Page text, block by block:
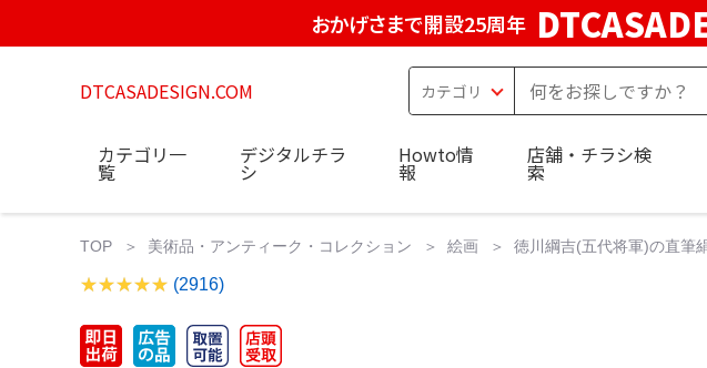
おかげさまで開設25周年
DTCASADESIGN.COM
カテゴリ一
覧
デジタルチラ
シ
Howto情
報
店舗・チラシ検
索
TOP 美術品・アンティーク・コレクション 絵画 徳川綱吉(五代将軍)の直筆
(2916)